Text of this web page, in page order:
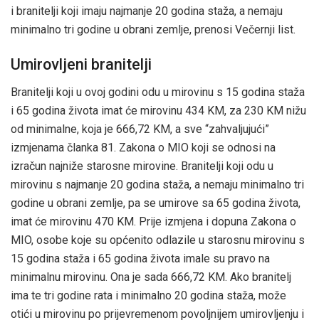
i branitelji koji imaju najmanje 20 godina staža, a nemaju
minimalno tri godine u obrani zemlje, prenosi Večernji list.
Umirovljeni branitelji
Branitelji koji u ovoj godini odu u mirovinu s 15 godina staža
i 65 godina života imat će mirovinu 434 KM, za 230 KM nižu
od minimalne, koja je 666,72 KM, a sve “zahvaljujući”
izmjenama članka 81. Zakona o MIO koji se odnosi na
izračun najniže starosne mirovine. Branitelji koji odu u
mirovinu s najmanje 20 godina staža, a nemaju minimalno tri
godine u obrani zemlje, pa se umirove sa 65 godina života,
imat će mirovinu 470 KM. Prije izmjena i dopuna Zakona o
MIO, osobe koje su općenito odlazile u starosnu mirovinu s
15 godina staža i 65 godina života imale su pravo na
minimalnu mirovinu. Ona je sada 666,72 KM. Ako branitelj
ima te tri godine rata i minimalno 20 godina staža, može
otići u mirovinu po prijevremenom povoljnijem umirovljenju i